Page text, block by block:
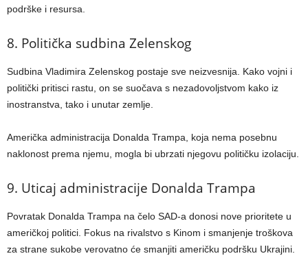
podrške i resursa.
8. Politička sudbina Zelenskog
Sudbina Vladimira Zelenskog postaje sve neizvesnija. Kako vojni i
politički pritisci rastu, on se suočava s nezadovoljstvom kako iz
inostranstva, tako i unutar zemlje.
Američka administracija Donalda Trampa, koja nema posebnu
naklonost prema njemu, mogla bi ubrzati njegovu političku izolaciju.
9. Uticaj administracije Donalda Trampa
Povratak Donalda Trampa na čelo SAD-a donosi nove prioritete u
američkoj politici. Fokus na rivalstvo s Kinom i smanjenje troškova
za strane sukobe verovatno će smanjiti američku podršku Ukrajini.